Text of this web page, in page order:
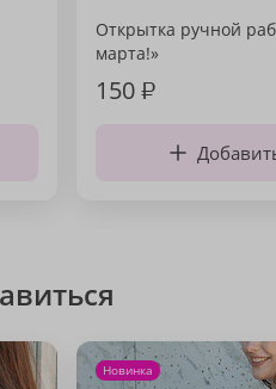
Открытка ручной
марта!»
150₽
Новинка